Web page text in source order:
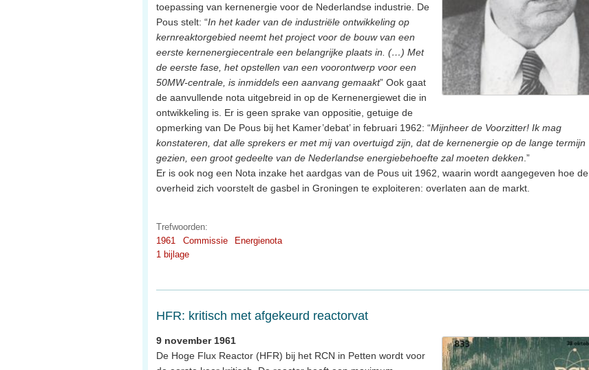
toepassing van kernenergie voor de Nederlandse industrie. De
Pous stelt: “In het kader van de industriële ontwikkeling op
kernreaktorgebied neemt het project voor de bouw van een
eerste kernenergiecentrale een belangrijke plaats in. (…) Met
de eerste fase, het opstellen van een voorontwerp voor een
50MW-centrale, is inmiddels een aanvang gemaakt” Ook gaat
de aanvullende nota uitgebreid in op de Kernenergiewet die in
ontwikkeling is. Er is geen sprake van oppositie, getuige de
opmerking van De Pous bij het Kamer’debat’ in februari 1962: “Mijnheer de Voorzitter! Ik mag
konstateren, dat alle sprekers er met mij van overtuigd zijn, dat de kernenergie op de lange termijn
gezien, een groot gedeelte van de Nederlandse energiebehoefte zal moeten dekken .”
Er is ook nog een Nota inzake het aardgas van de Pous uit 1962, waarin wordt aangegeven hoe de
overheid zich voorstelt de gasbel in Groningen te exploiteren: overlaten aan de markt.
Trefwoorden:
1961
Commissie
Energienota
1 bijlage
HFR: kritisch met afgekeurd reactorvat
9 november 1961
De Hoge Flux Reactor (HFR) bij het RCN in Petten wordt voor